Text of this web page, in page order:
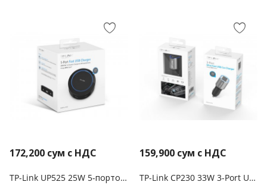
172,200 сум с НДС
TP-Link UP525 25W 5-портовая USB Зарядка
159,900 сум с НДС
TP-Link CP230 33W 3-Port USB автомобильное зарядное устройство